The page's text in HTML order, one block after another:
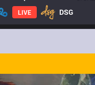
LIVE DSG